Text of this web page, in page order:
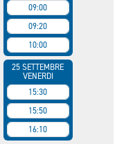
09:00
09:20
10:00
25 SETTEMBRE
VENERDI
15:30
15:50
16:10